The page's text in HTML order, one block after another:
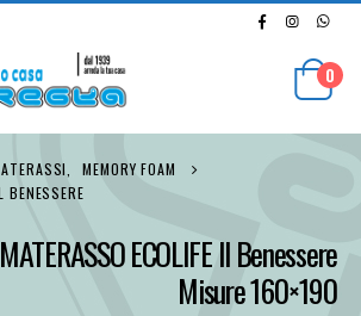
0
MEMORY FOAM
BENESSERE
MATERASSO ECOLIFE Il Benessere
Misure 160×190